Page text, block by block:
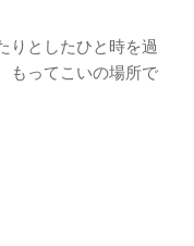
りとしたひと時を過
もってこいの場所で